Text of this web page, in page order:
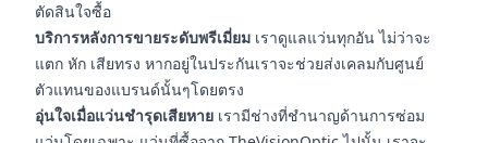
ตัดสินใจซื้อ
บริการหลังการขายระดับพรีเมี่ยม เราดูแลแว่นทุกอัน ไม่ว่าจะ
แตก หัก เสียทรง หากอยู่ในประกันเราจะช่วยส่งเคลมกับศูนย์
ตัวแทนของแบรนด์นั้นๆโดยตรง
อุ่นใจเมื่อแว่นชำรุดเสียหาย เรามีช่างที่ชำนาญด้านการซ่อม